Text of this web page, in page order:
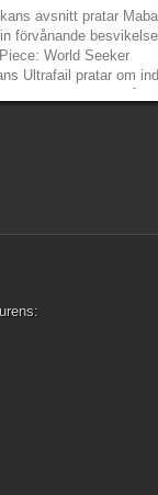
avsnitt pratar
förvånande
World Seeker
Ultrafail pratar om